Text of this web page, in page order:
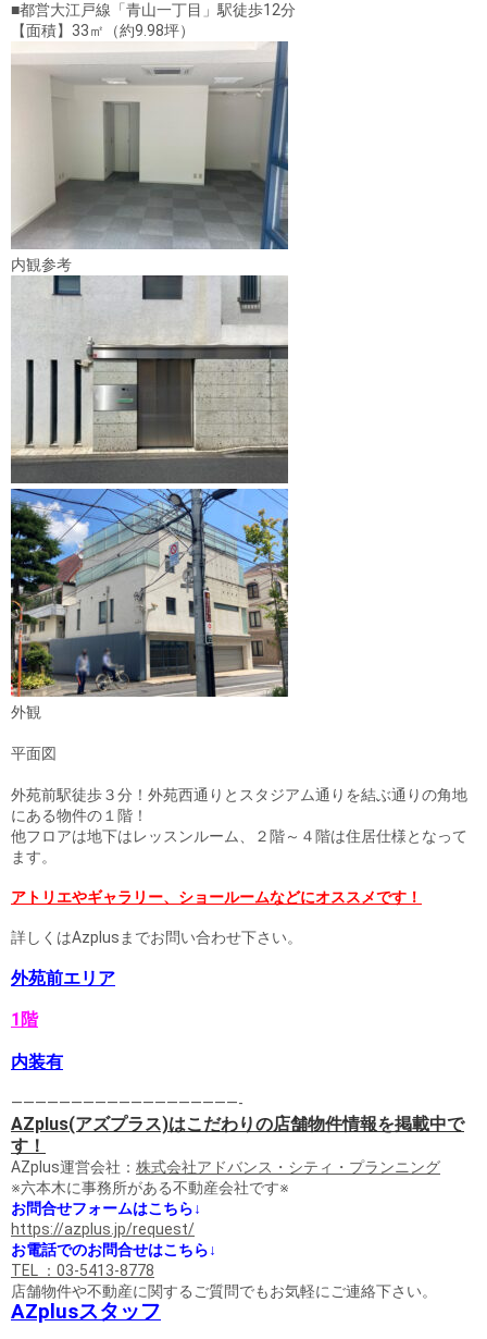
■都営大江戸線「青山一丁目」駅徒歩12分
【面積】33㎡（約9.98坪）
内観参考
外観
平面図
外苑前駅徒歩３分！外苑西通りとスタジアム通りを結ぶ通りの角地
にある物件の１階！
他フロアは地下はレッスンルーム、２階～４階は住居仕様となって
ます。
アトリエやギャラリー、ショールームなどにオススメです！
詳しくはAzplusまでお問い合わせ下さい。
外苑前エリア
1階
内装有
———————————————————-
AZplus(アズプラス)はこだわりの店舗物件情報を掲載中で
す！
AZplus運営会社： 株式会社アドバンス・シティ・プランニング
※六本木に事務所がある不動産会社です※
お問合せフォームはこちら↓
https://azplus.jp/request/
お電話でのお問合せはこちら↓
TEL ：03-5413-8778
店舗物件や不動産に関するご質問でもお気軽にご連絡下さい。
AZplusスタッフ